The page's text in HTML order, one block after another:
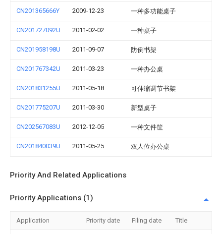
CN201365666Y 2009-12-23 一种多功能桌子
CN201727092U 2011-02-02 一种桌子
CN201958198U 2011-09-07 防倒书架
CN201767342U 2011-03-23 一种办公桌
CN201831255U 2011-05-18 可伸缩调节书架
CN201775207U 2011-03-30 新型桌子
CN202567083U 2012-12-05 一种文件筐
CN201840039U 2011-05-25 双人位办公桌
Priority And Related Applications
Priority Applications (1)
Application Priority date Filing date Title